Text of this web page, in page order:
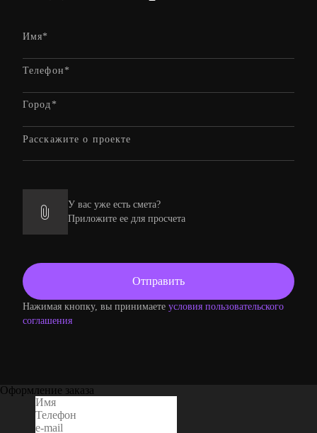
У вас уже есть смета?
Приложите ее для просчета
Нажимая кнопку, вы принимаете условия пользовательского
соглашения
Оформление заказа